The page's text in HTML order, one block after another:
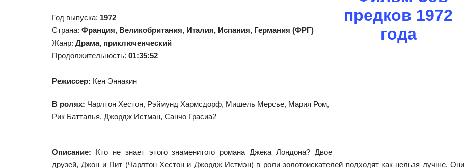
Год выпуска: 1972
Страна: Франция, Великобритания, Италия, Испания, Германия (ФРГ)
Жанр: Драма, приключенческий
Продолжительность: 01:35:52
Режиссер: Кен Эннакин
В ролях: Чарлтон Хестон, Рэймунд Хармсдорф, Мишель Мерсье, Мария Ром,
Рик Батталья, Джордж Истман, Санчо Грасиа2
Описание: Кто не знает этого знаменитого романа Джека Лондона? Двое
друзей, Джон и Пит (Чарлтон Хестон и Джордж Истмэн) в роли золотоискателей подходят как нельзя лучше. Они